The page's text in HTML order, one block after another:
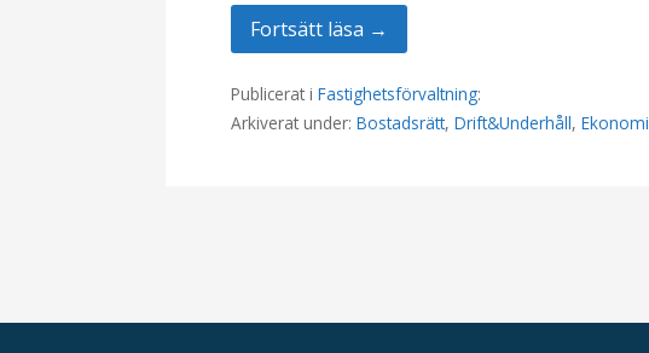
Fortsätt läsa →
Publicerat iFastighetsförvaltning:
Arkiverat under:Bostadsrätt,Drift&Underhåll,Ekonomi